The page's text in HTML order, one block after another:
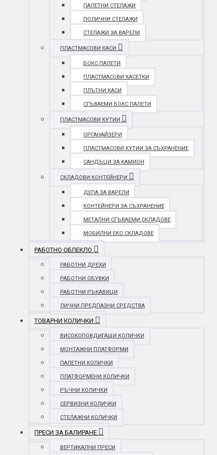
ПАЛЕТНИ СТЕЛАЖИ
ПОЛИЧНИ СТЕЛАЖИ
СТЕЛАЖИ ЗА ВАРЕЛИ
ПЛАСТМАСОВИ КАСИ
БОКС ПАЛЕТИ
ПЛАСТМАСОВИ КАСЕТКИ
ПЛЪТНИ КАСИ
СГЪВАЕМИ БОКС ПАЛЕТИ
ПЛАСТМАСОВИ КУТИИ
ОРГАНАЙЗЕРИ
ПЛАСТМАСОВИ КУТИИ ЗА СЪХРАНЕНИЕ
САНДЪЦИ ЗА КАМИОН
СКЛАДОВИ КОНТЕЙНЕРИ
ДЕПА ЗА ВАРЕЛИ
КОНТЕЙНЕРИ ЗА СЪХРАНЕНИЕ
МЕТАЛНИ СГЪВАЕМИ СКЛАДОВЕ
МОБИЛНИ ЕКО СКЛАДОВЕ
РАБОТНО ОБЛЕКЛО
РАБОТНИ ДРЕХИ
РАБОТНИ ОБУВКИ
РАБОТНИ РЪКАВИЦИ
ЛИЧНИ ПРЕДПАЗНИ СРЕДСТВА
ТОВАРНИ КОЛИЧКИ
ВИСОКОПОВДИГАЩИ КОЛИЧКИ
МОНТАЖНИ ПЛАТФОРМИ
ПАЛЕТНИ КОЛИЧКИ
ПЛАТФОРМЕНИ КОЛИЧКИ
РЪЧНИ КОЛИЧКИ
СЕРВИЗНИ КОЛИЧКИ
СТЕЛАЖНИ КОЛИЧКИ
ПРЕСИ ЗА БАЛИРАНЕ
ВЕРТИКАЛНИ ПРЕСИ